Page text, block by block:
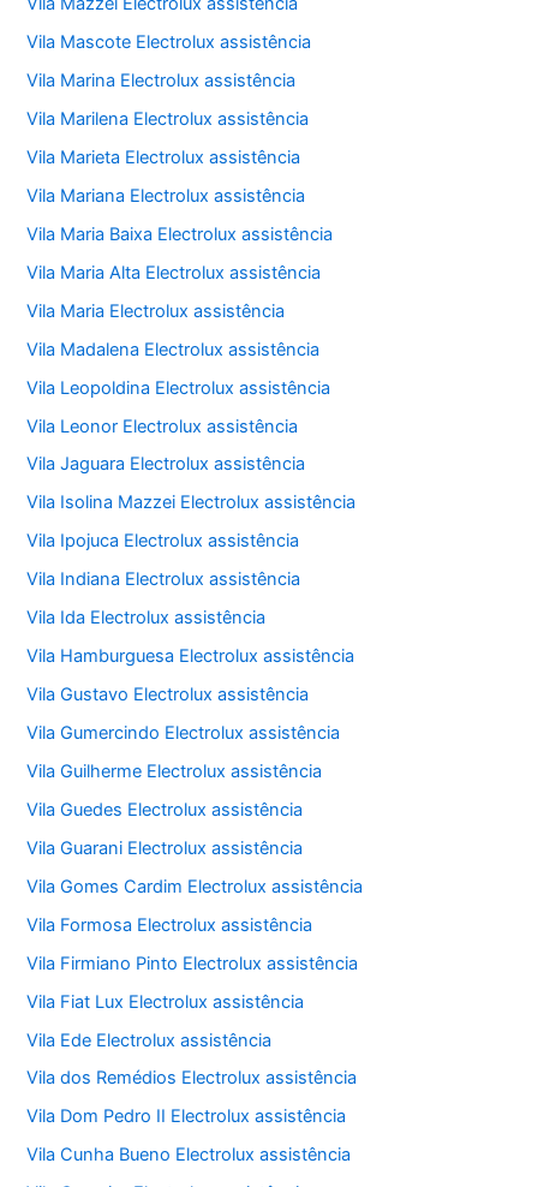
Vila Mascote Electrolux assistência
Vila Marina Electrolux assistência
Vila Marilena Electrolux assistência
Vila Marieta Electrolux assistência
Vila Mariana Electrolux assistência
Vila Maria Baixa Electrolux assistência
Vila Maria Alta Electrolux assistência
Vila Maria Electrolux assistência
Vila Madalena Electrolux assistência
Vila Leopoldina Electrolux assistência
Vila Leonor Electrolux assistência
Vila Jaguara Electrolux assistência
Vila Isolina Mazzei Electrolux assistência
Vila Ipojuca Electrolux assistência
Vila Indiana Electrolux assistência
Vila Ida Electrolux assistência
Vila Hamburguesa Electrolux assistência
Vila Gustavo Electrolux assistência
Vila Gumercindo Electrolux assistência
Vila Guilherme Electrolux assistência
Vila Guedes Electrolux assistência
Vila Guarani Electrolux assistência
Vila Gomes Cardim Electrolux assistência
Vila Formosa Electrolux assistência
Vila Firmiano Pinto Electrolux assistência
Vila Fiat Lux Electrolux assistência
Vila Ede Electrolux assistência
Vila dos Remédios Electrolux assistência
Vila Dom Pedro II Electrolux assistência
Vila Cunha Bueno Electrolux assistência